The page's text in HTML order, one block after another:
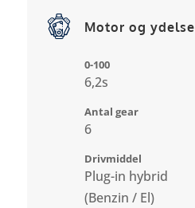
Motor og ydelse
0-100
6,2s
Antal gear
6
Drivmiddel
Plug-in hybrid
(Benzin / El)